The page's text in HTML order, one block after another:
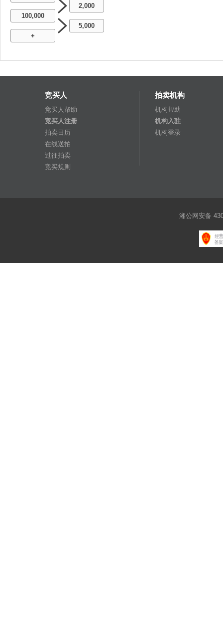
2,000
100,000
5,000
+
竞买人
竞买人帮助
竞买人注册
拍卖日历
在线送拍
过往拍卖
竞买规则
拍卖机构
机构帮助
机构入驻
机构登录
湘公网安备